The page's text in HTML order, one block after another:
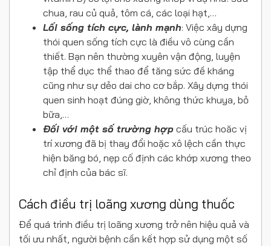
chua, rau củ quả, tôm cá, các loại hạt,…
Lối sống tích cực, lành mạnh: Việc xây dựng
thói quen sống tích cực là điều vô cùng cần
thiết. Bạn nên thường xuyên vận động, luyện
tập thể dục thể thao để tăng sức đề kháng
cũng như sự dẻo dai cho cơ bắp. Xây dựng thói
quen sinh hoạt đúng giờ, không thức khuya, bỏ
bữa,…
Đối với một số trường hợp cấu trúc hoăc vị
trí xương đã bị thay đổi hoặc xô lệch cần thực
hiện băng bó, nẹp cố định các khớp xương theo
chỉ định của bác sĩ.
Cách điều trị loãng xương dùng thuốc
Để quá trình điều trị loãng xương trở nên hiệu quả và
tối ưu nhất, người bệnh cần kết hợp sử dụng một số